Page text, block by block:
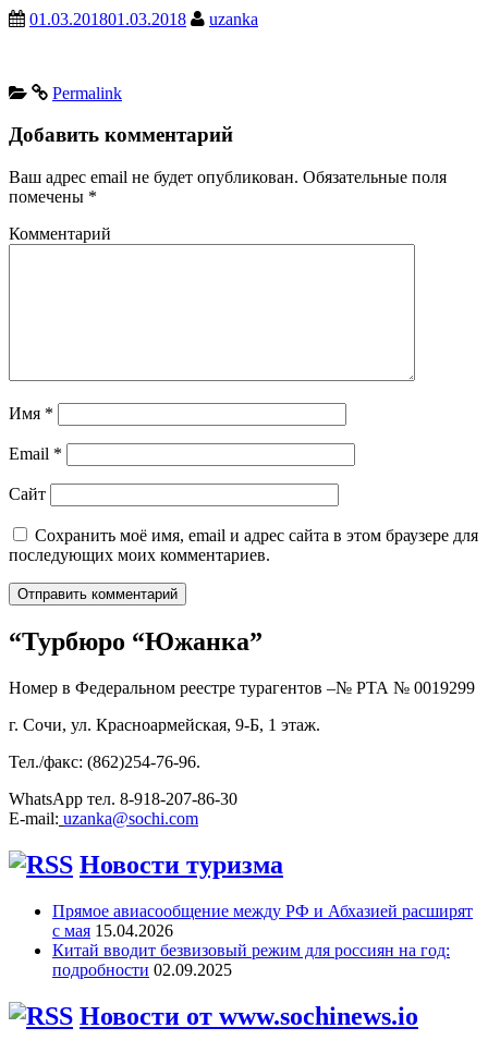
01.03.201801.03.2018 uzanka
Permalink
Добавить комментарий
Ваш адрес email не будет опубликован. Обязательные поля
помечены *
Комментарий
Имя *
Email *
Сайт
Сохранить моё имя, email и адрес сайта в этом браузере для
последующих моих комментариев.
“Турбюро “Южанка”
Номер в Федеральном реестре турагентов –№ РТА № 0019299
г. Сочи, ул. Красноармейская, 9-Б, 1 этаж.
Тел./факс: (862)254-76-96.
WhatsApp тел. 8-918-207-86-30
E-mail: uzanka@sochi.com
Новости туризма
Прямое авиасообщение между РФ и Абхазией расширят
с мая 15.04.2026
Китай вводит безвизовый режим для россиян на год:
подробности 02.09.2025
Новости от www.sochinews.io